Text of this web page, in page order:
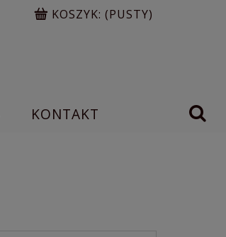
KOSZYK: (PUSTY)
KONTAKT